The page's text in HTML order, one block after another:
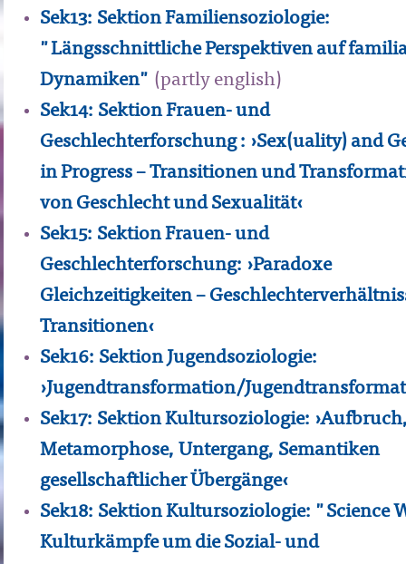
Sek13: Sektion Familiensoziologie:
"Längsschnittliche Perspektiven auf
Dynamiken" (partly english)
Sek14: Sektion Frauen- und
Geschlechterforschung : ›Sex(uality) and
in Progress – Transitionen und
von Geschlecht und Sexualität‹
Sek15: Sektion Frauen- und
Geschlechterforschung: ›Paradoxe
Gleichzeitigkeiten –
Transitionen‹
Sek16: Sektion Jugendsoziologie:
›Jugendtransformation/
Sek17: Sektion Kultursoziologie:
Metamorphose, Untergang, Semantiken
gesellschaftlicher Übergänge‹
Sek18: Sektion Kultursoziologie: "Science
Kulturkämpfe um die Sozial- und